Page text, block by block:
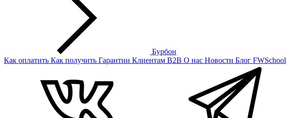
Бурбон
Как оплатить Как получить Гарантии Клиентам B2B О нас Новости Блог FWSchool